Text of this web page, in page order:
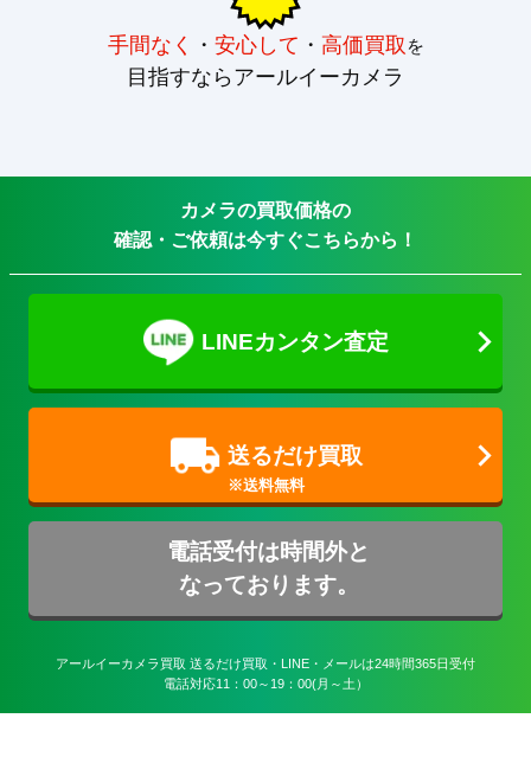
手間なく ・ 安心して ・ 高価買取 を
目指すならアールイーカメラ
カメラの買取価格の
確認・ご依頼は今すぐこちらから！
LINEカンタン査定
送るだけ買取
電話受付は時間外と
なっております。
アールイーカメラ買取 送るだけ買取・LINE・メールは24時間365日受付
電話対応11：00～19：00(月～土）